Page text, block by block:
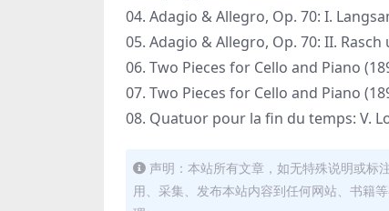
04. Adagio & Allegro, Op. 70: I.
05. Adagio & Allegro, Op. 70: II.
06. Two Pieces for Cello and Piano
07. Two Pieces for Cello and Piano
08. Quatuor pour la fin du temps: V.
声明：本站所有文章，如无特殊说明或标
用、采集、发布本站内容到任何网站、书籍